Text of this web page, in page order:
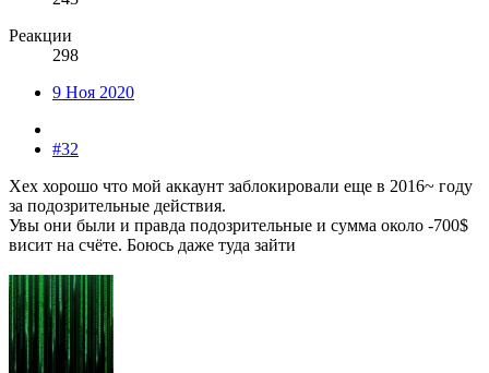
Реакции
298
9 Ноя 2020
#32
Хех хорошо что мой аккаунт заблокировали еще в 2016~ году
за подозрительные действия.
Увы они были и правда подозрительные и сумма около -700$
висит на счёте. Боюсь даже туда зайти